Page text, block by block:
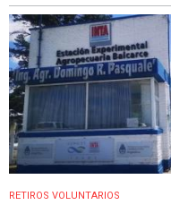
RETIROS VOLUNTARIOS